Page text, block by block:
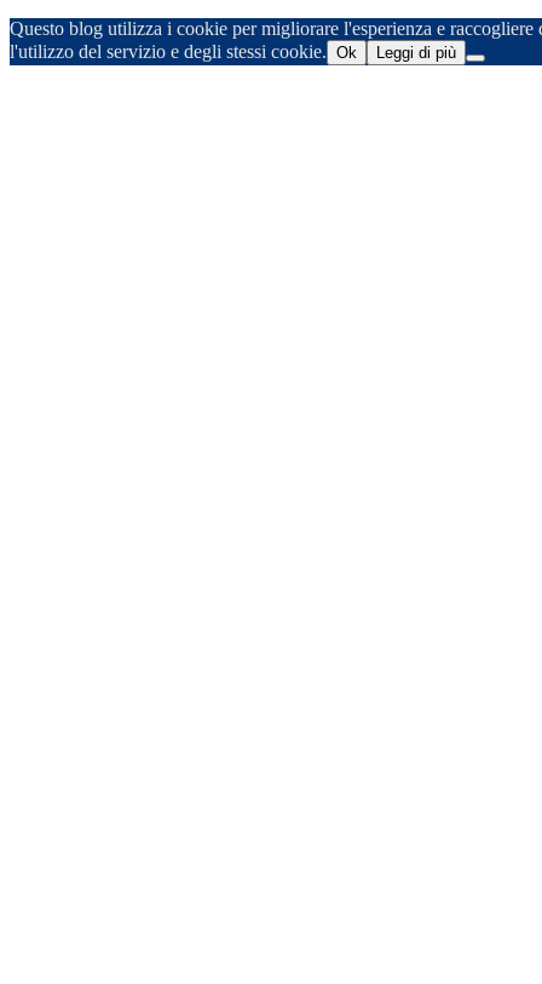
Questo blog utilizza i cookie per migliorare l'esperienza e
l'utilizzo del servizio e degli stessi cookie. Ok Leggi di più